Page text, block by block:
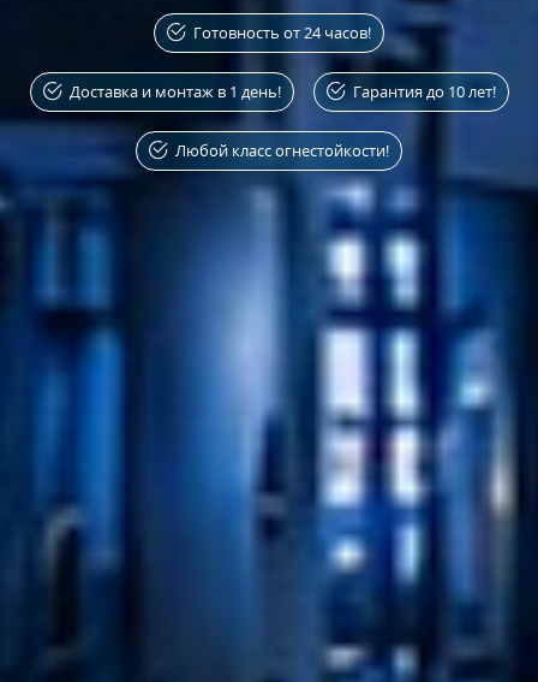
Готовность от 24 часов!
Доставка и монтаж в 1 день! Гарантия до 10 лет!
Любой класс огнестойкости!